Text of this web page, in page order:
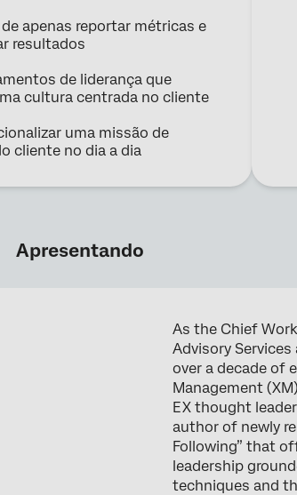
apenas reportar métricas e
resultados
de liderança que
cultura centrada no cliente
uma missão de
cliente no dia a dia
Apresentando
As the Chief
Advisory
over a decade of
Management
EX thought
author of newly
Following” that
leadership
techniques and